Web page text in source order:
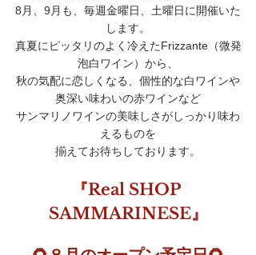
8月、9月も、毎週金曜日、土曜日に開催いた
します。
真夏にピッタリのよく冷えたFrizzante（微発
泡白ワイン）から、
秋の気配に恋しくなる、個性的な白ワインや
奥深い味わいの赤ワインなど
サンマリノワインの美味しさがしっかり味わ
えるものを
揃えてお待ちしております。
『Real SHOP
SAMMARINESE』